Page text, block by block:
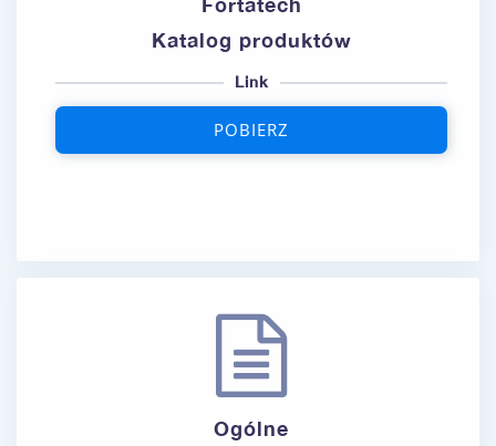
Katalog produktów
Link
POBIERZ
Ogólne